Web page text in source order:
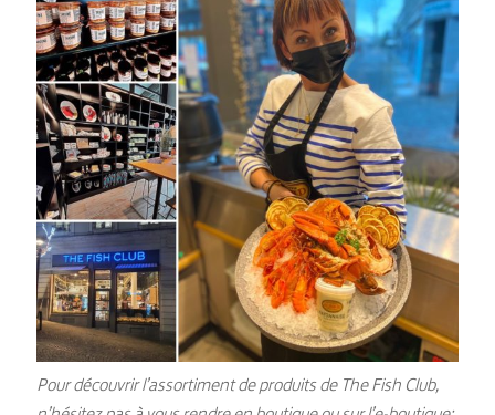
Pour découvrir l’assortiment de produits de The Fish Club,